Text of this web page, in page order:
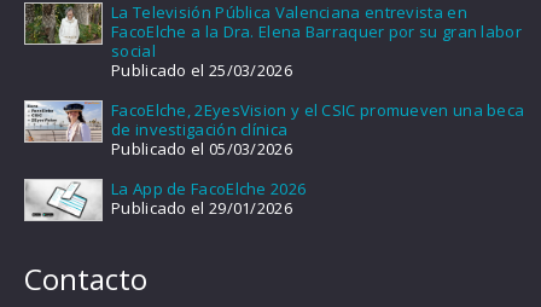
La Televisión Pública Valenciana entrevista en
FacoElche a la Dra. Elena Barraquer por su gran labor
social
Publicado el 25/03/2026
FacoElche, 2EyesVision y el CSIC promueven una beca
de investigación clínica
Publicado el 05/03/2026
La App de FacoElche 2026
Publicado el 29/01/2026
Contacto